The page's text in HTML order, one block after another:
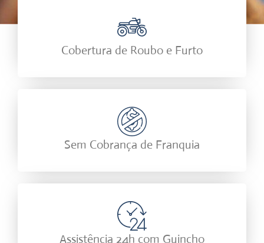
Cobertura de Roubo e Furto
Sem Cobrança de Franquia
Assistência 24h com Guincho